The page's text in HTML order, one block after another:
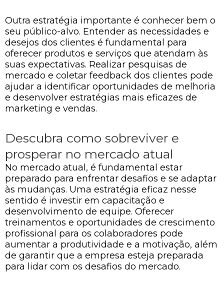
Outra estratégia importante é conhecer bem o
seu público-alvo. Entender as necessidades e
desejos dos clientes é fundamental para
oferecer produtos e serviços que atendam às
suas expectativas. Realizar pesquisas de
mercado e coletar feedback dos clientes pode
ajudar a identificar oportunidades de melhoria
e desenvolver estratégias mais eficazes de
marketing e vendas.
Descubra como sobreviver e
prosperar no mercado atual
No mercado atual, é fundamental estar
preparado para enfrentar desafios e se adaptar
às mudanças. Uma estratégia eficaz nesse
sentido é investir em capacitação e
desenvolvimento de equipe. Oferecer
treinamentos e oportunidades de crescimento
profissional para os colaboradores pode
aumentar a produtividade e a motivação, além
de garantir que a empresa esteja preparada
para lidar com os desafios do mercado.